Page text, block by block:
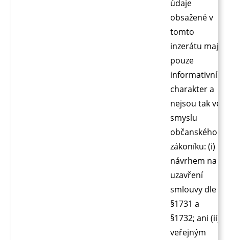
údaje
obsažené v
tomto
inzerátu mají
pouze
informativní
charakter a
nejsou tak ve
smyslu
občanského
zákoníku: (i)
návrhem na
uzavření
smlouvy dle
§1731 a
§1732; ani (ii)
veřejným